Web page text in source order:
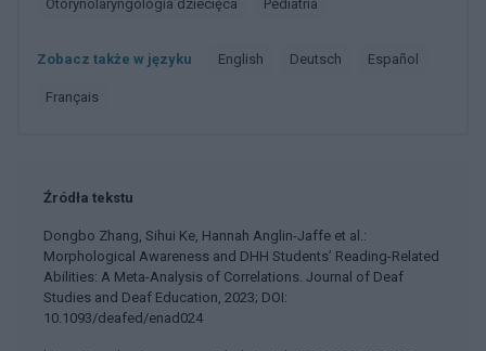
Otorynolaryngologia dziecięca Pediatria
Zobacz także w języku english deutsch español
français
Źródła tekstu
Dongbo Zhang, Sihui Ke, Hannah Anglin-Jaffe et al.:
Morphological Awareness and DHH Students’ Reading-Related
Abilities: A Meta-Analysis of Correlations. Journal of Deaf
Studies and Deaf Education, 2023; DOI:
10.1093/deafed/enad024